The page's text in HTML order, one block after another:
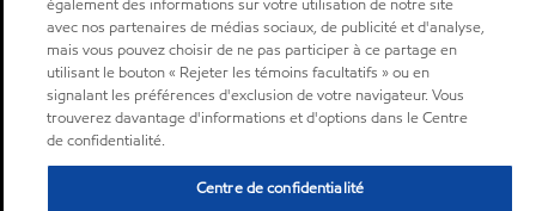
également des informations sur votre utilisation de notre site
avec nos partenaires de médias sociaux, de publicité et d'analyse,
mais vous pouvez choisir de ne pas participer à ce partage en
utilisant le bouton « Rejeter les témoins facultatifs » ou en
signalant les préférences d'exclusion de votre navigateur. Vous
trouverez davantage d'informations et d'options dans le Centre
de confidentialité.
Centre de confidentialité